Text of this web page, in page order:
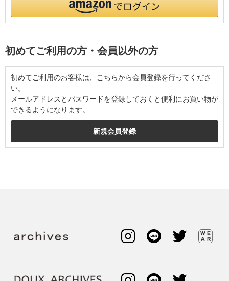
初めてご利用の方・会員以外の方
初めてご利用のお客様は、こちらから会員登録を行ってくださ
い。
メールアドレスとパスワードを登録しておくと便利にお買い物が
できるようになります。